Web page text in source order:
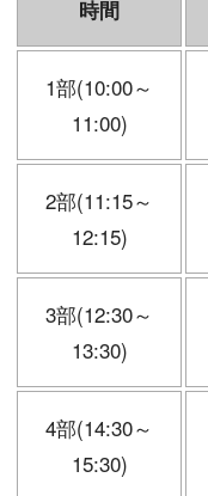
時間
1部(10:00～
11:00)
2部(11:15～
12:15)
3部(12:30～
13:30)
4部(14:30～
15:30)